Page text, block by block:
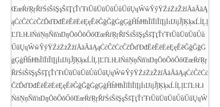
ŒœŔŕŖŗŘřŚśŜŝŞşŠšŢţŤťŦŧŨũŪūŬŭŮůŰűŲųŴŵŶŷŸŹźŻżŽžſĀāĂăĄ
ąĆćĈĉĊċČčĎďĐđĒēĔĕĖėĘęĚěĜĝĞğĠġĢģĤĥĦħĨĩĪīĬĭĮįİıĲĳĴĵĶķĸĹĺĻļ
ĽľĿŀŁłŃńŅņŇňŉŊŋŌōŎŏŐőŒœŔŕŖŗŘřŚśŜŝŞşŠšŢţŤťŦŧŨũŪūŬŭŮů
ŰűŲųŴŵŶŷŸŹźŻżŽžſĀāĂăĄąĆćĈĉĊċČčĎďĐđĒēĔĕĖėĘęĚěĜĝĞğĠ
ġĢģĤĥĦħĨĩĪīĬĭĮįİıĲĳĴĵĶķĸĹĺĻļĽľĿŀŁłŃńŅņŇňŉŊŋŌōŎŏŐőŒœŔŕŖŗ
ŘřŚśŜŝŞşŠšŢţŤťŦŧŨũŪūŬŭŮůŰűŲųŴŵŶŷŸŹźŻżŽžſĀāĂăĄąĆćĈĉĊċ
ČčĎďĐđĒēĔĕĖėĘęĚěĜĝĞğĠġĢģĤĥĦħĨĩĪīĬĭĮįİıĲĳĴĵĶķĸĹĺĻļĽľĿŀŁł
ŃńŅņŇňŉŊŋŌōŎŏŐőŒœŔŕŖŗŘřŚśŜŝŞşŠšŢţŤťŦŧŨũŪūŬŭŮůŰűŲųŴ